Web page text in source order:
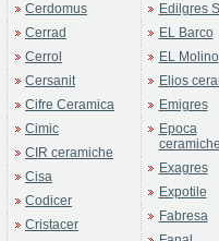
Cerdomus
Cerrad
Cerrol
Cersanit
Cifre Ceramica
Cimic
CIR ceramiche
Cisa
Codicer
Cristacer
Edilgres
EL Barco
EL Molino
Elios
Emigres
Epoca
Exagres
Expotile
Fabresa